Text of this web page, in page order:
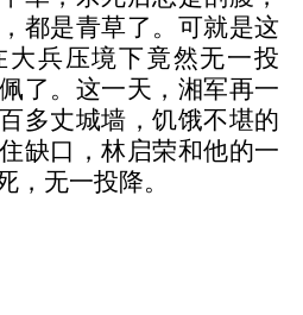
都是青草了。可就是这
兵压境下竟然无一投
了。 这一天，湘军再一
多丈城墙，饥饿不堪的
缺口，林启荣和他的一
，无一投降。